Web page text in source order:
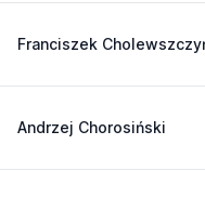
Franciszek
Andrzej Chorosiński